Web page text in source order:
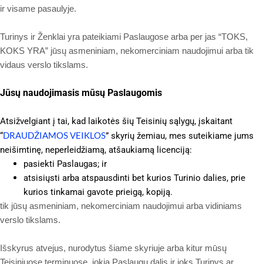
ir visame pasaulyje.
Turinys ir Ženklai yra pateikiami Paslaugose arba per jas “TOKS,
KOKS YRA” jūsų asmeniniam, nekomerciniam naudojimui arba tik
vidaus verslo tikslams.
Jūsų naudojimasis mūsų Paslaugomis
Atsižvelgiant į tai, kad laikotės šių Teisinių sąlygų, įskaitant
“DRAUDŽIAMOS VEIKLOS” skyrių žemiau, mes suteikiame jums
neišimtinę, neperleidžiamą, atšaukiamą licenciją:
pasiekti Paslaugas; ir
atsisiųsti arba atspausdinti bet kurios Turinio dalies, prie
kurios tinkamai gavote prieigą, kopiją.
tik jūsų asmeniniam, nekomerciniam naudojimui arba vidiniams
verslo tikslams.
Išskyrus atvejus, nurodytus šiame skyriuje arba kitur mūsų